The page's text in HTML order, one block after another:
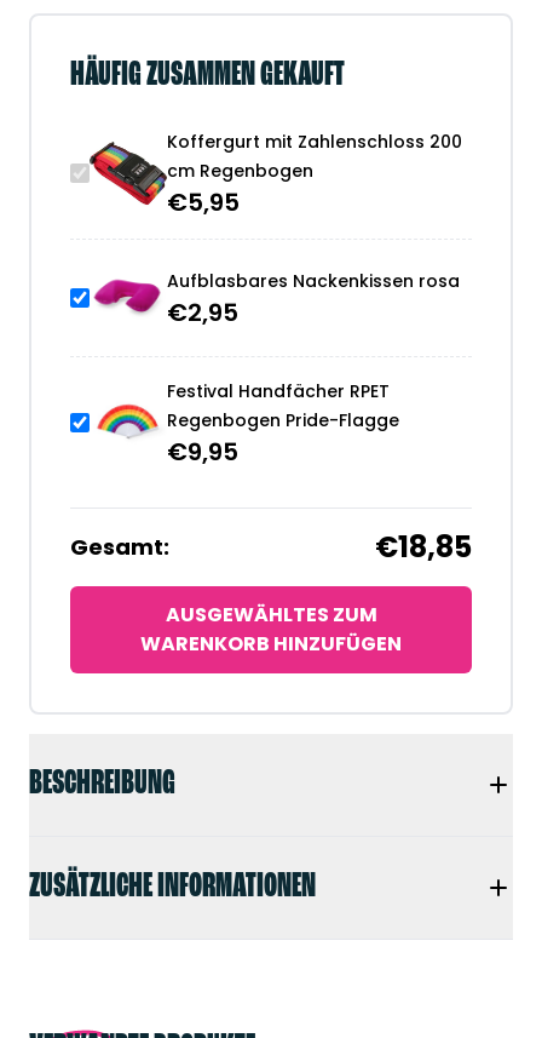
BESCHREIBUNG
ZUSÄTZLICHE INFORMATIONEN
HÄUFIG ZUSAMMEN GEKAUFT
Koffergurt mit Zahlenschloss 200
cm Regenbogen
€5,95
Aufblasbares Nackenkissen rosa
€2,95
Festival Handfächer RPET
Regenbogen Pride-Flagge
€9,95
Gesamt: €18,85
AUSGEWÄHLTES ZUM
WARENKORB HINZUFÜGEN